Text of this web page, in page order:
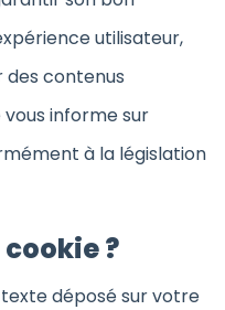
utilisateur,
contenus
informe sur
à la législation
cookie ?
déposé sur votre